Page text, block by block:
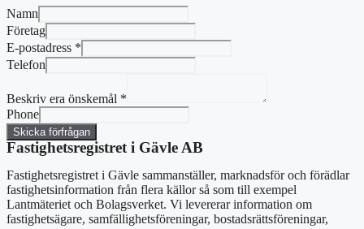
Namn
Företag
E-postadress *
Telefon
Beskriv era önskemål *
Phone
Skicka förfrågan
Fastighetsregistret i Gävle AB
Fastighetsregistret i Gävle sammanställer, marknadsför och förädlar
fastighetsinformation från flera källor så som till exempel
Lantmäteriet och Bolagsverket. Vi levererar information om
fastighetsägare, samfällighetsföreningar, bostadsrättsföreningar,